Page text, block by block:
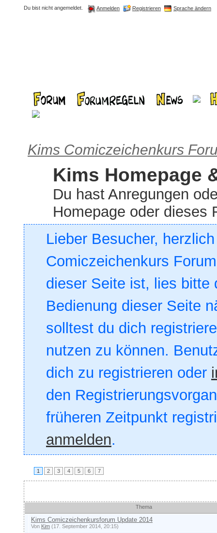
Du bist nicht angemeldet. Anmelden Registrieren Sprache ändern
Kims Comiczeichenkurs
Kims Homepage
Du hast Anregungen
Homepage oder dieses
Lieber Besucher,
Comiczeichenkurs
dieser Seite ist, lies bitte
Bedienung dieser Seite
solltest du dich
nutzen zu können.
dich zu registrieren oder
den
früheren Zeitpunkt
anmelden.
1 2 3 4 5 6 7
Thema
Kims Comiczeichenkursforum Update 2014
Von Kim (17. September 2014, 20:15)